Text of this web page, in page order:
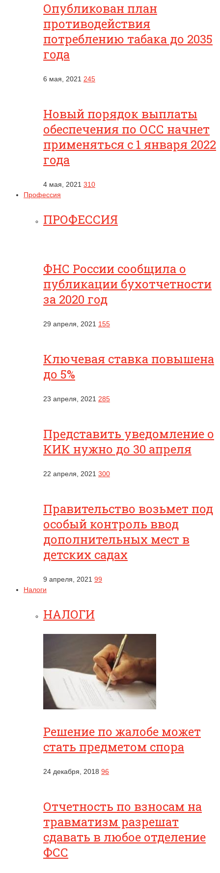
Опубликован план
противодействия
потреблению табака до 2035
года
6 мая, 2021 245
Новый порядок выплаты
обеспечения по ОСС начнет
применяться с 1 января 2022
года
4 мая, 2021 310
Профессия
ПРОФЕССИЯ
ФНС России сообщила о
публикации бухотчетности
за 2020 год
29 апреля, 2021 155
Ключевая ставка повышена
до 5%
23 апреля, 2021 285
Представить уведомление о
КИК нужно до 30 апреля
22 апреля, 2021 300
Правительство возьмет под
особый контроль ввод
дополнительных мест в
детских садах
9 апреля, 2021 99
Налоги
НАЛОГИ
Решение по жалобе может
стать предметом спора
24 декабря, 2018 96
Отчетность по взносам на
травматизм разрешат
сдавать в любое отделение
ФСС